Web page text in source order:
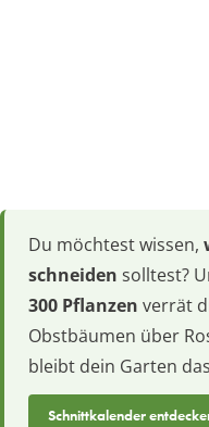
Du möchtest wissen,
schneiden solltest?
300 Pflanzen verrät
Obstbäumen über
bleibt dein Garten
Schnittkalender